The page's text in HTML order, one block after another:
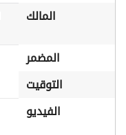
المالك
المضمر
التوقيت
الفيديو